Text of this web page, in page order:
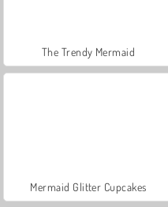
The Trendy Mermaid
Mermaid Glitter Cupcakes